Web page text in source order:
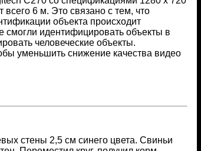
6 м. Это связано с тем, что
объекта происходит
смогли идентифицировать объекты в
человеческие объекты.
уменьшить снижение качества видео
стены 2,5 см синего цвета. Свиньи